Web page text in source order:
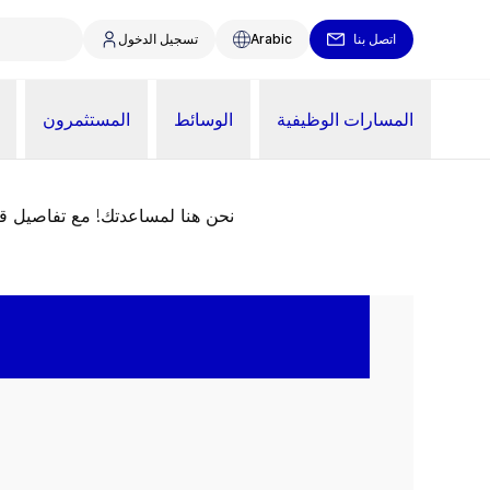
تسجيل الدخول Arabic اتصل بنا
المستثمرون الوسائط المسارات الوظيفية
نحن هنا لمساعدتك! مع